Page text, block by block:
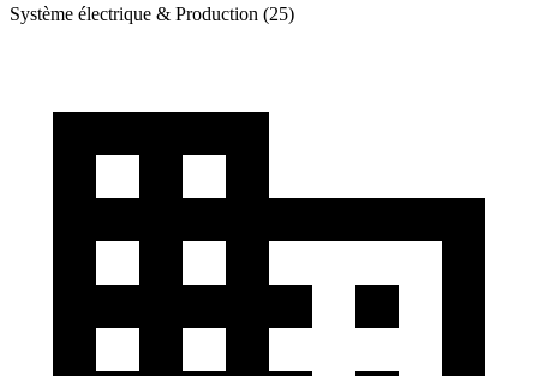
Système électrique & Production (25)